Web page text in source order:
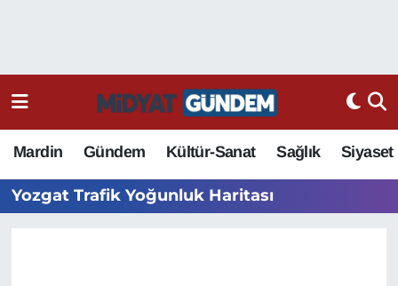
Mardin Gündem Kültür-Sanat Sağlık Siyaset
Yozgat Trafik Yoğunluk Haritası